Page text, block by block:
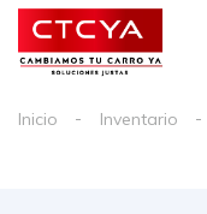
Inicio Inventario